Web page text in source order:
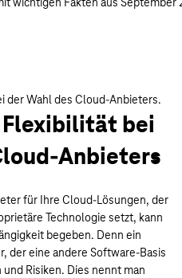
Flexibilität bei
Anbieters
für Ihre Cloud-Lösungen, der
Technologie setzt, kann
begeben. Denn ein
der eine andere Software-Basis
Risiken. Dies nennt man